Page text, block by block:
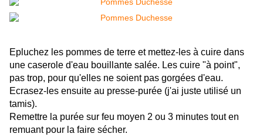
Epluchez les pommes de terre et mettez-les à cuire dans
une caserole d'eau bouillante salée. Les cuire "à point",
pas trop, pour qu'elles ne soient pas gorgées d'eau.
Ecrasez-les ensuite au presse-purée (j'ai juste utilisé un
tamis).
Remettre la purée sur feu moyen 2 ou 3 minutes tout en
remuant pour la faire sécher.